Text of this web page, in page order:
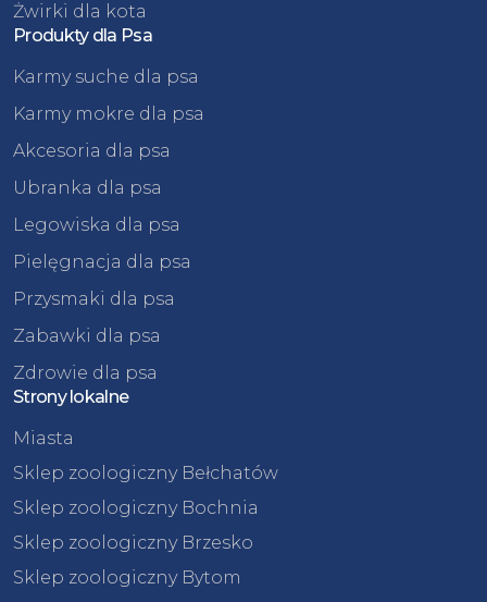
Żwirki dla kota
Produkty dla Psa
Karmy suche dla psa
Karmy mokre dla psa
Akcesoria dla psa
Ubranka dla psa
Legowiska dla psa
Pielęgnacja dla psa
Przysmaki dla psa
Zabawki dla psa
Zdrowie dla psa
Strony lokalne
Miasta
Sklep zoologiczny Bełchatów
Sklep zoologiczny Bochnia
Sklep zoologiczny Brzesko
Sklep zoologiczny Bytom